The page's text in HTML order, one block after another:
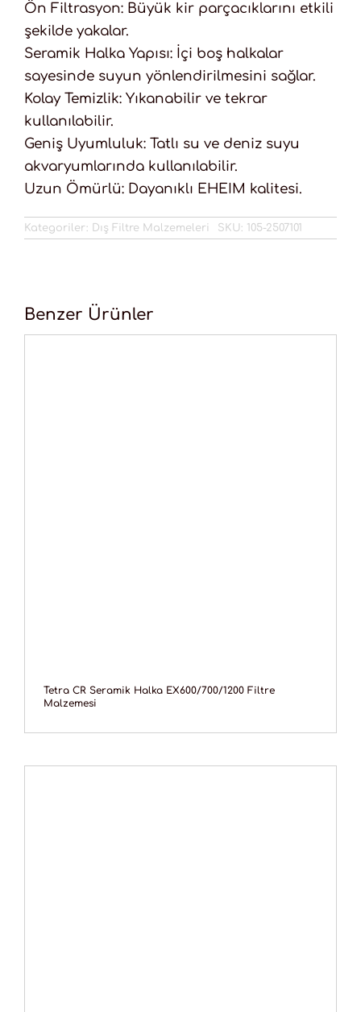
Ön Filtrasyon: Büyük kir parçacıklarını etkili
şekilde yakalar.
Seramik Halka Yapısı: İçi boş halkalar
sayesinde suyun yönlendirilmesini sağlar.
Kolay Temizlik: Yıkanabilir ve tekrar
kullanılabilir.
Geniş Uyumluluk: Tatlı su ve deniz suyu
akvaryumlarında kullanılabilir.
Uzun Ömürlü: Dayanıklı EHEIM kalitesi.
Kategoriler: Dış Filtre Malzemeleri SKU: 105-2507101
Benzer Ürünler
Tetra CR Seramik Halka EX600/700/1200 Filtre
Malzemesi